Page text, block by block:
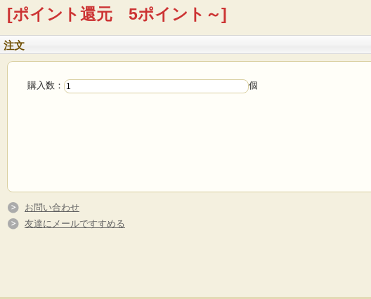
[ポイント還元 5ポイント～]
注文
購入数： 個
お問い合わせ
友達にメールですすめる